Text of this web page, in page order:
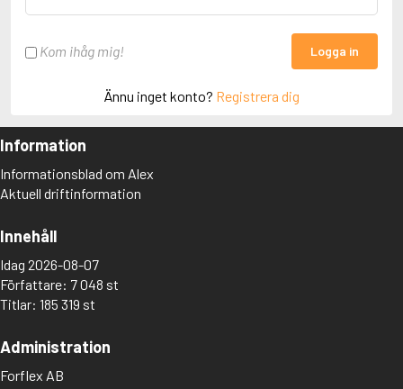
Kom ihåg mig! Logga in
Ännu inget konto? Registrera dig
Information
Informationsblad om Alex
Aktuell driftinformation
Innehåll
Idag 2026-08-07
Författare: 7 048 st
Titlar: 185 319 st
Administration
Forflex AB